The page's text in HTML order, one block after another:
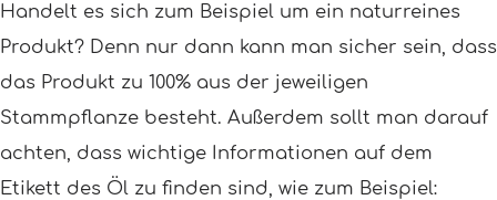
Handelt es sich zum Beispiel um ein naturreines
Produkt? Denn nur dann kann man sicher sein, dass
das Produkt zu 100% aus der jeweiligen
Stammpflanze besteht. Außerdem sollt man darauf
achten, dass wichtige Informationen auf dem
Etikett des Öl zu finden sind, wie zum Beispiel: